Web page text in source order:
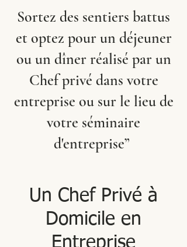
Sortez des sentiers battus
et optez pour un déjeuner
ou un dîner réalisé par un
Chef privé dans votre
entreprise ou sur le lieu de
votre séminaire
d'entreprise”
Un Chef Privé à
Domicile en
Entreprise